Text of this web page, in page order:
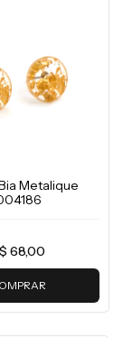
Metalique
68,00